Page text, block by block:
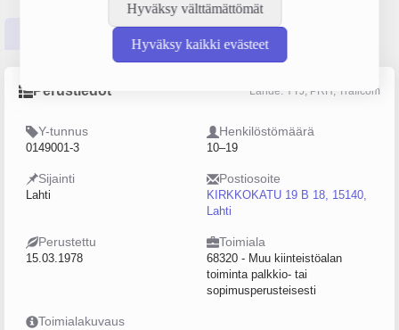
Hyväksy välttämättömät
Hyväksy kaikki evästeet
Päättäjätiedot
Perustiedot Lähde: YTJ, PRH, Traficom
Y-tunnus
0149001-3
Henkilöstömäärä
10–19
Sijainti
Lahti
Postiosoite
KIRKKOKATU 19 B 18, 15140,
Lahti
Perustettu
15.03.1978
Toimiala
68320 - Muu kiinteistöalan
toiminta palkkio- tai
sopimusperusteisesti
Toimialakuvaus